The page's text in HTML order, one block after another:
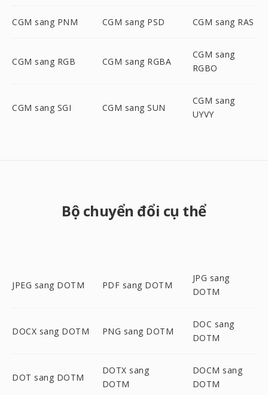
CGM sang PNM CGM sang PSD CGM sang RAS
CGM sang RGB CGM sang RGBA
CGM sang
RGBO
CGM sang SGI CGM sang SUN
CGM sang
UYVY
Bộ chuyển đổi cụ thể
JPEG sang DOTM PDF sang DOTM
JPG sang
DOTM
DOCX sang DOTM PNG sang DOTM
DOC sang
DOTM
DOT sang DOTM
DOTX sang
DOTM
DOCM sang
DOTM